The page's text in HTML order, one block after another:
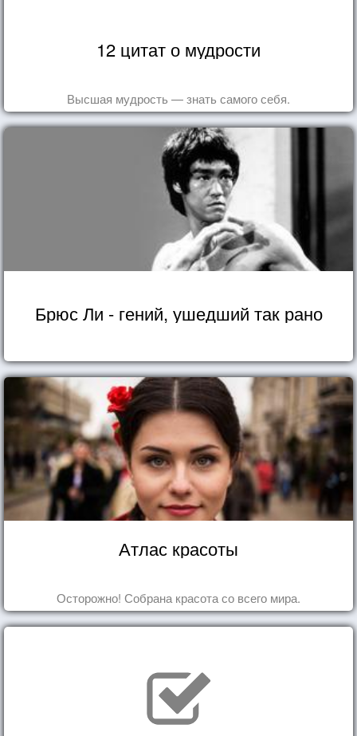
12 цитат о мудрости
Высшая мудрость — знать самого себя.
Брюс Ли - гений, ушедший так рано
Атлас красоты
Осторожно! Собрана красота со всего мира.